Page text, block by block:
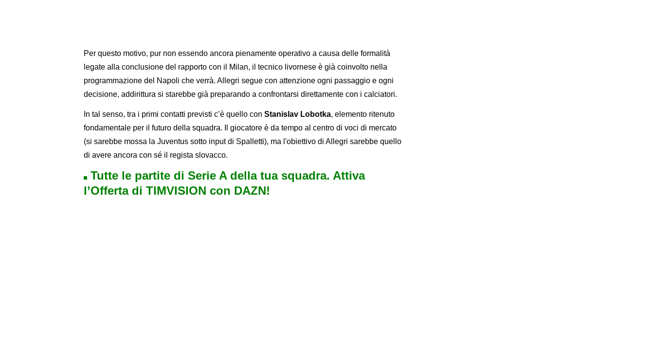
Per questo motivo, pur non essendo ancora pienamente operativo a causa delle formalità
legate alla conclusione del rapporto con il Milan, il tecnico livornese è già coinvolto nella
programmazione del Napoli che verrà. Allegri segue con attenzione ogni passaggio e ogni
decisione, addirittura si starebbe già preparando a confrontarsi direttamente con i calciatori.
In tal senso, tra i primi contatti previsti c’è quello con Stanislav Lobotka, elemento ritenuto
fondamentale per il futuro della squadra. Il giocatore è da tempo al centro di voci di mercato
(si sarebbe mossa la Juventus sotto input di Spalletti), ma l'obiettivo di Allegri sarebbe quello
di avere ancora con sé il regista slovacco.
Tutte le partite di Serie A della tua squadra. Attiva
l’Offerta di TIMVISION con DAZN!